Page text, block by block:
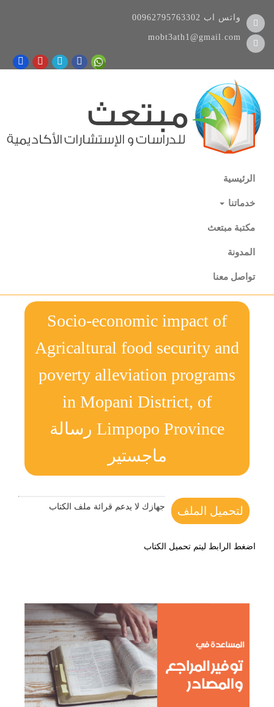
00962795763302 واتس اب
mobt3ath1@gmail.com
الرئيسية
خدماتنا
مكتبة مبتعث
المدونة
تواصل معنا
Socio-economic impact of
Agricaltural food security and
poverty alleviation programs
in Mopani District, of
Limpopo Province رسالة
ماجستير
لتحميل الملف جهازك لا يدعم قرائة ملف الكتاب
اضغط الرابط ليتم تحميل الكتاب